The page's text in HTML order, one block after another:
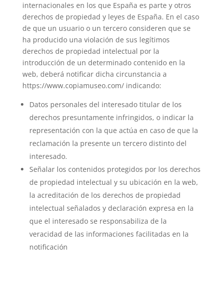
internacionales en los que España es parte y otros
derechos de propiedad y leyes de España. En el caso
de que un usuario o un tercero consideren que se
ha producido una violación de sus legítimos
derechos de propiedad intelectual por la
introducción de un determinado contenido en la
web, deberá notificar dicha circunstancia a
https://www.copiamuseo.com/ indicando:
Datos personales del interesado titular de los
derechos presuntamente infringidos, o indicar la
representación con la que actúa en caso de que la
reclamación la presente un tercero distinto del
interesado.
Señalar los contenidos protegidos por los derechos
de propiedad intelectual y su ubicación en la web,
la acreditación de los derechos de propiedad
intelectual señalados y declaración expresa en la
que el interesado se responsabiliza de la
veracidad de las informaciones facilitadas en la
notificación